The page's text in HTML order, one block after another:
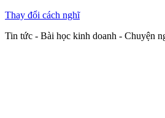
Thay đổi cách nghĩ
Tin tức - Bài học kinh doanh - Chuyện